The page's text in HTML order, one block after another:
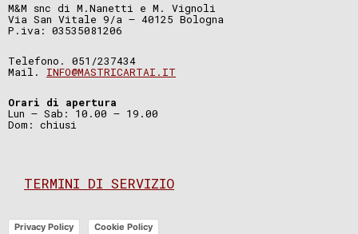
M&M snc di M.Nanetti e M. Vignoli
Via San Vitale 9/a – 40125 Bologna
P.iva: 03535081206
Telefono. 051/237434
Mail. INFO@MASTRICARTAI.IT
Orari di apertura
Lun – Sab: 10.00 – 19.00
Dom: chiusi
TERMINI DI SERVIZIO
Privacy Policy Cookie Policy